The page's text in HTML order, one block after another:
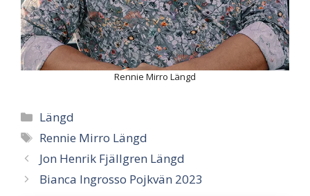
Rennie Mirro Längd
Categories
Längd
Tags
Rennie Mirro Längd
Jon Henrik Fjällgren Längd
Bianca Ingrosso Pojkvän 2023